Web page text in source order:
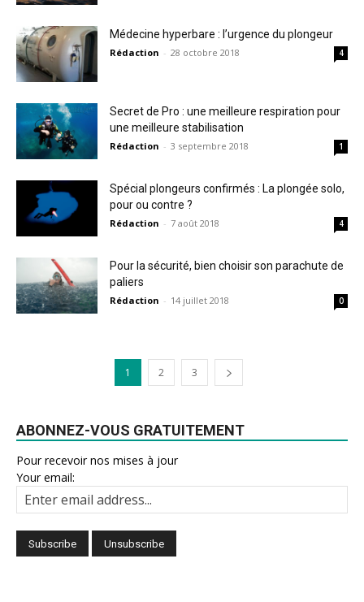
Médecine hyperbare : l’urgence du plongeur
Rédaction - 28 octobre 2018 4
Secret de Pro : une meilleure respiration pour
une meilleure stabilisation
Rédaction - 3 septembre 2018 1
Spécial plongeurs confirmés : La plongée solo,
pour ou contre ?
Rédaction - 7 août 2018 4
Pour la sécurité, bien choisir son parachute de
paliers
Rédaction - 14 juillet 2018 0
1 2 3
ABONNEZ-VOUS GRATUITEMENT
Pour recevoir nos mises à jour
Your email: